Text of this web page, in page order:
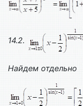
14.2.
Найдем отдельно